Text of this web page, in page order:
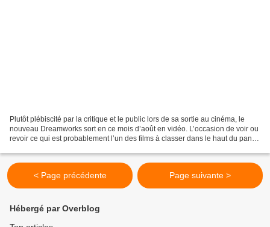
Plutôt plébiscité par la critique et le public lors de sa sortie au cinéma, le
nouveau Dreamworks sort en ce mois d’août en vidéo. L’occasion de voir ou
revoir ce qui est probablement l’un des films à classer dans le haut du panier
< Page précédente Page suivante >
Hébergé par Overblog